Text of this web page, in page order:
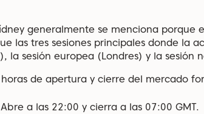
generalmente se menciona porque
las tres sesiones principales donde la
la sesión europea (Londres) y la sesión
de apertura y cierre del mercado
a las 22:00 y cierra a las 07:00 GMT.